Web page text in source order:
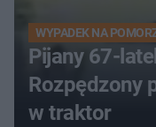
WYPADEK NA
Pijany 67-
Rozpędzony
w traktor